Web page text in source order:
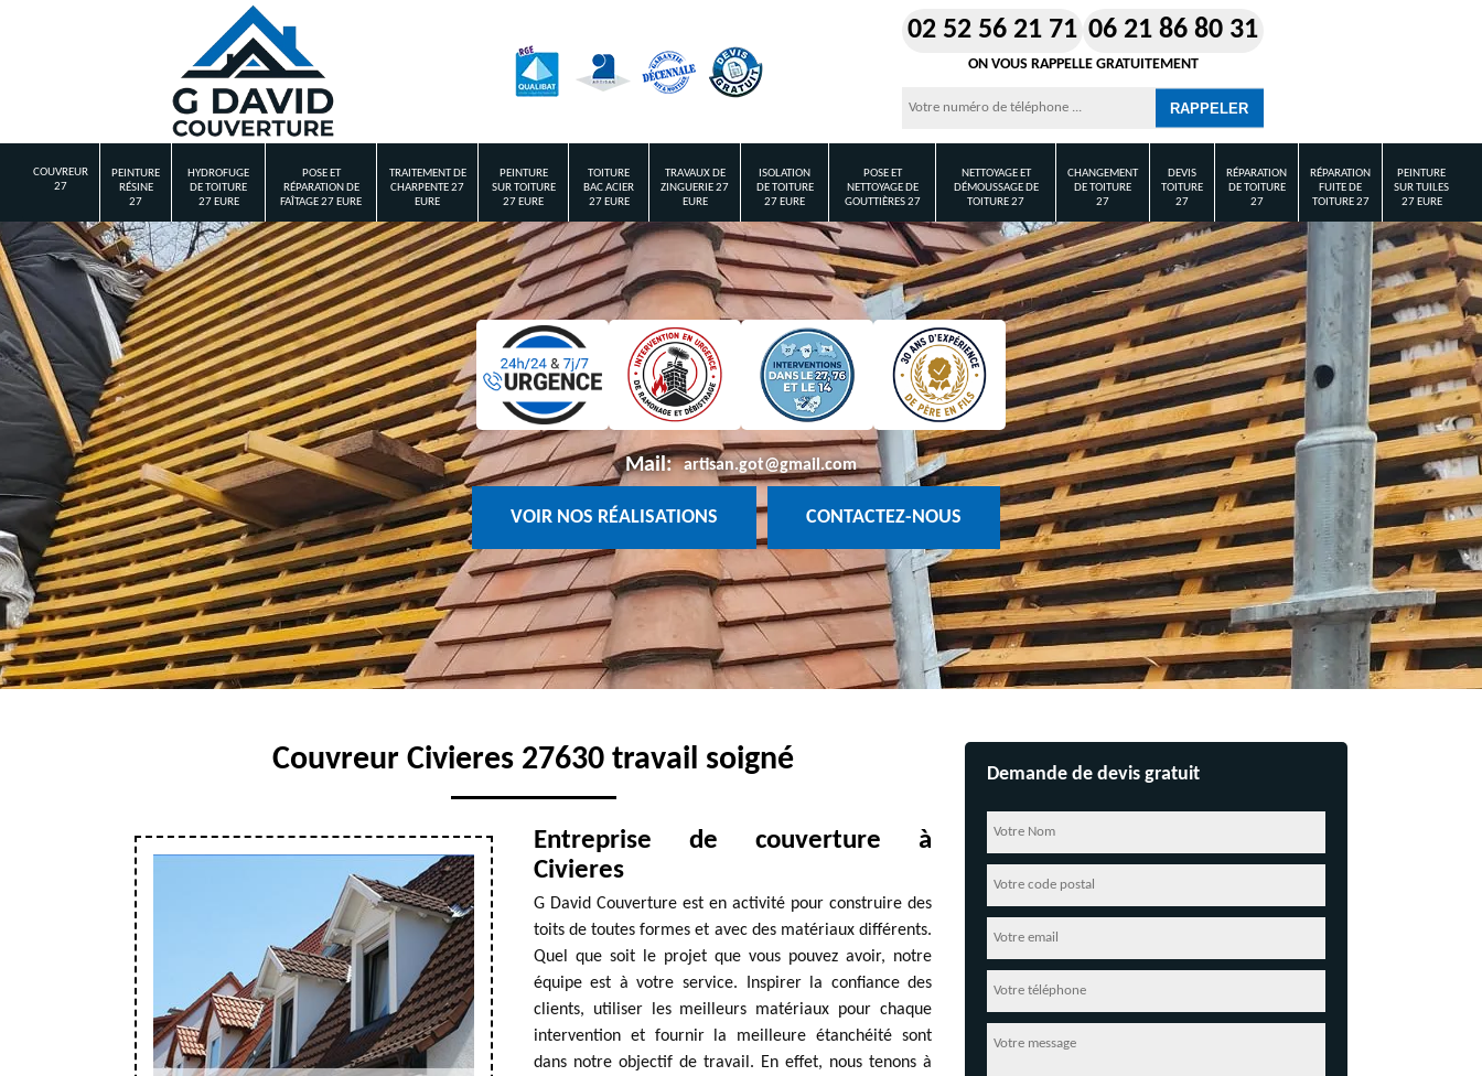
02 52 56 21 71 06 21 86 80 31
ON VOUS RAPPELLE GRATUITEMENT
COUVREUR
27
PEINTURE
RÉSINE
27
HYDROFUGE
DE TOITURE
27 EURE
POSE ET
RÉPARATION DE
FAÎTAGE 27 EURE
TRAITEMENT DE
CHARPENTE 27
EURE
PEINTURE
SUR TOITURE
27 EURE
TOITURE
BAC ACIER
27 EURE
TRAVAUX DE
ZINGUERIE 27
EURE
ISOLATION
DE TOITURE
27 EURE
POSE ET
NETTOYAGE DE
GOUTTIÈRES 27
NETTOYAGE ET
DÉMOUSSAGE DE
TOITURE 27
CHANGEMENT
DE TOITURE
27
DEVIS
TOITURE
27
RÉPARATION
DE TOITURE
27
RÉPARATION
FUITE DE
TOITURE 27
PEINTURE
SUR TUILES
27 EURE
Mail: artisan.got@gmail.com
VOIR NOS RÉALISATIONS CONTACTEZ-NOUS
Couvreur Civieres 27630 travail soigné
Entreprise de couverture à
Civieres
G David Couverture est en activité pour construire des
toits de toutes formes et avec des matériaux différents.
Quel que soit le projet que vous pouvez avoir, notre
équipe est à votre service. Inspirer la confiance des
clients, utiliser les meilleurs matériaux pour chaque
intervention et fournir la meilleure étanchéité sont
dans notre objectif de travail. En effet, nous tenons à
Demande de devis gratuit